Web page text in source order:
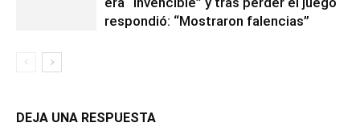
respondió: “Mostraron falencias”
DEJA UNA RESPUESTA